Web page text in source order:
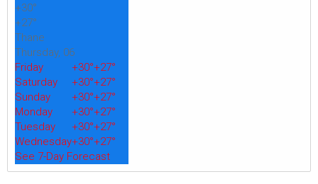
+30°
+27°
Thane
Thursday, 06
Friday
+30°+27°
Saturday
+30°+27°
Sunday
+30°+27°
Monday
+30°+27°
Tuesday
+30°+27°
Wednesday+30°+27°
See 7-Day Forecast